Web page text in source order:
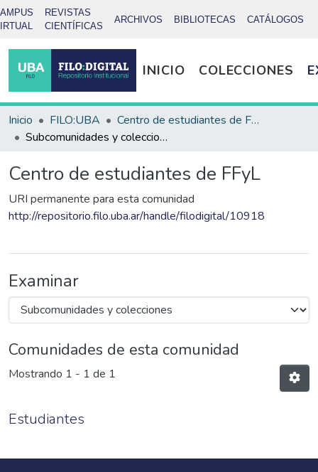
REVISTAS
CIENTÍFICAS
ARCHIVOS BIBLIOTECAS CATÁLOGOS
INICIO COLECCIONES
Inicio FILO:UBA
Centro de estudiantes de FFyL
Subcomunidades y colecciones
Centro de estudiantes de FFyL
URI permanente para esta comunidad
http://repositorio.filo.uba.ar/handle/filodigital/10918
Examinar
Comunidades de esta comunidad
Mostrando 1 - 1 de 1
Estudiantes